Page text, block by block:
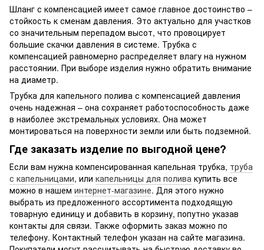
Шланг с компенсацией имеет самое главное достоинство –
стойкость к сменам давления. Это актуально для участков
со значительным перепадом высот, что провоцирует
большие скачки давления в системе. Трубка с
компенсацией равномерно распределяет влагу на нужном
расстоянии. При выборе изделия нужно обратить внимание
на диаметр.
Трубка для капельного полива с компенсацией давления
очень надежная – она сохраняет работоспособность даже
в наиболее экстремальных условиях. Она может
монтироваться на поверхности земли или быть подземной.
Где заказать изделие по выгодной цене?
Если вам нужна компенсированная капельная трубка, труба
с капельницами, или капельницы для полива купить все
можно в нашем интернет-магазине. Для этого нужно
выбрать из предложенного ассортимента подходящую
товарную единицу и добавить в корзину, попутно указав
контакты для связи. Также оформить заказ можно по
телефону. Контактный телефон указан на сайте магазина.